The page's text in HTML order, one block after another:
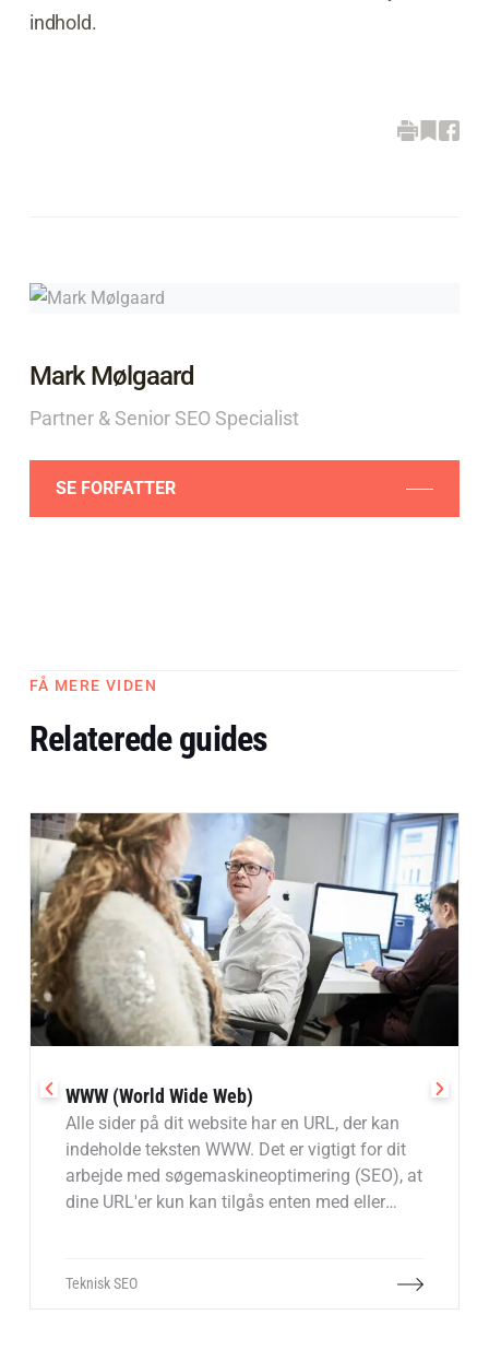
indhold.
Mark Mølgaard
Partner & Senior SEO Specialist
SE FORFATTER
FÅ MERE VIDEN
Relaterede guides
WWW (World Wide Web)
Alle sider på dit website har en URL, der kan
indeholde teksten WWW. Det er vigtigt for dit
arbejde med søgemaskineoptimering (SEO), at
dine URL'er kun kan tilgås enten med eller
Teknisk SEO